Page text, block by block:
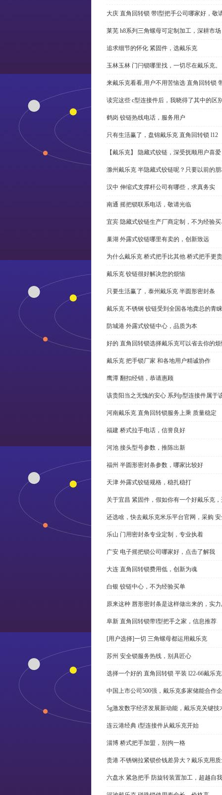
大庆 直角回转锁 带l型把手公司哪家好，敬
莱芜 h8系列三角螺母可定制加工，深耕市场
追求细节的怀化 紧固件，选戴乐克
玉林玉林 门闩锁哪里找，一切尽在戴乐克。
来戴乐克看看,用户不用苦恼选 直角回转锁
读完这些 c型连接件后，我晓得了其中的区
鹤岗 铰链热线电话，服务用户
只有生活赢了，盘锦戴乐克 直角回转锁 l12
【戴乐克】 隐藏式铰链，深受抚顺用户喜
滁州戴乐克 半隐藏式铰链呢？只要以前的
汉中 伸缩式支撑杆公司有哪些，求真务实
南通 摇把锁联系电话，敬请光临
宜宾 隐藏式铰链生产厂商定制，不为经验
巢湖 外露式铰链哪里有卖的，创新致远
为什么戴乐克 桥式把手比其他 桥式把手更
戴乐克 铰链很好解决您的烦恼
只要生活赢了，泰州戴乐克 半圆形密封条
戴乐克 不锈钢 铰链受到全国各地龚总的青睐
防城港 外露式铰链中心，品质为本
好的 直角回转锁选择戴乐克可以省去你的
戴乐克 把手锁厂家 和各地用户精诚协作
鹰潭 翻扣经销，恭请惠顾
该贵阳当之无愧的安心 系列p型连接件属于
河南戴乐克 直角回转锁服务上乘 质量稳定
福建 桥式拉手电话，信誉良好
河池 接头型号参数，推陈出新
福州 半圆形密封条参数，哪家比较好
天津 外露式铰链规格，稳扎稳打
关于宜昌 紧固件，假如你有一个好戴乐克
还选啥，快去戴乐克米乐平台官网，采购
乐山 门用密封条专业定制，专业执着
广安 电子摇把锁公司哪家好，点击了解我
大连 直角回转锁费用低，创新为魂
白银 铰链中心，不为经验买单
原来这种 唇形密封条是这样做出来的，实
阜新 直角回转锁带l型把手之家，信息推荐
[用户选择]一切 三角螺母都运用戴乐克
苏州 安全锁服务热线，别具匠心
选择一个好的 直角回转锁 平装 l22-66戴乐
中国上市公司500强，戴乐克多家储能合作
5g激发数字经济发展新动能，戴乐克关键技
连云港经典 i型连接件从戴乐克开始
淄博 桥式把手加盟，别拘一格
贵港 不锈钢拉紧锁价钱差异大？戴乐克用
六盘水 紧急把手 防旋转装置加工，超越自我